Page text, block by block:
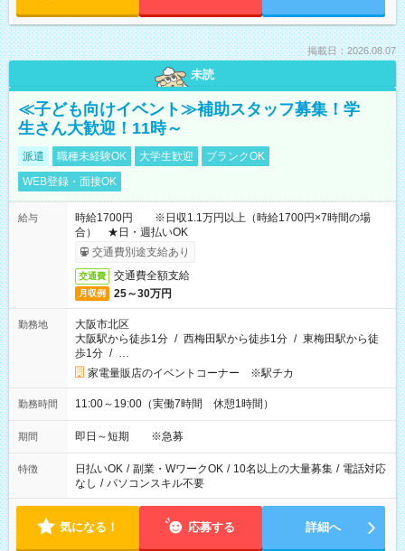
掲載日：2026.08.07
未読
≪子ども向けイベント≫補助スタッフ募集！学
生さん大歓迎！11時～
派遣 職種未経験OK 大学生歓迎
ブランクOK
WEB登録・面接OK
給与
時給1700円 ※日収1.1万円以上（時給1700円×7時間の場
合） ★日・週払いOK
交通費別途支給あり
交通費 交通費全額支給
月収例 25～30万円
勤務地
大阪市北区
大阪駅から徒歩1分 / 西梅田駅から徒歩1分 / 東梅田駅から徒
歩1分 / …
家電量販店のイベントコーナー ※駅チカ
勤務時間 11:00～19:00（実働7時間 休憩1時間）
期間 即日～短期 ※急募
特徴 日払いOK / 副業・WワークOK / 10名以上の大量募集 / 電話対応
なし / パソコンスキル不要
気になる！ 応募する 詳細へ